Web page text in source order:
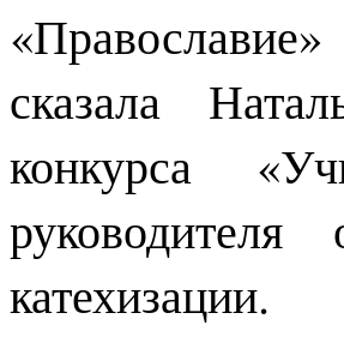
сказала
конкурса
катехизации.